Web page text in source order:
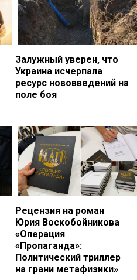
Залужный уверен, что
Украина исчерпала
ресурс нововведений на
поле боя
Рецензия на роман
Юрия Воскобойникова
«Операция
«Пропаганда»:
Политический триллер
на грани метафизики»